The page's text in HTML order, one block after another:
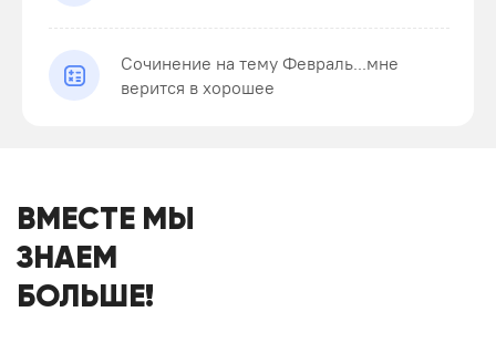
Сочинение на тему Февраль...мне
верится в хорошее
ВМЕСТЕ МЫ
ЗНАЕМ
БОЛЬШЕ!